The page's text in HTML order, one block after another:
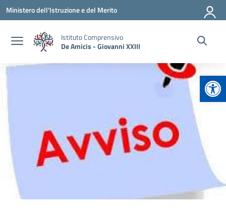
Vai ai contenuti
Vai al menu di navigazione
Vai al footer
Ministero dell'Istruzione e del Merito
Istituto Comprensivo
De Amicis - Giovanni XXIII